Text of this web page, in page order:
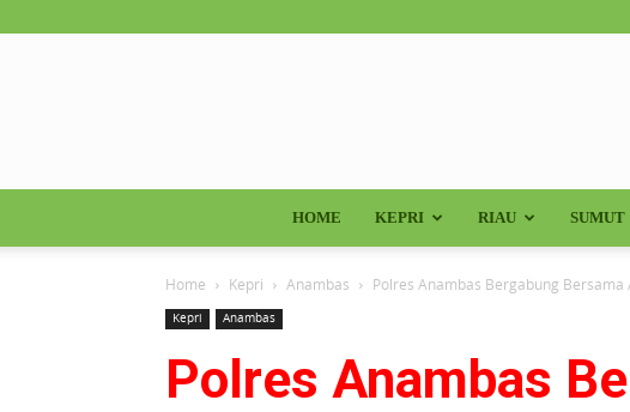
HOME KEPRI RIAU SUMUT
Home Kepri Anambas Polres Anambas Bergabung
Kepri Anambas
Polres Anambas